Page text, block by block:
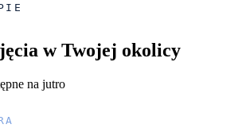
w Twojej okolicy
na jutro